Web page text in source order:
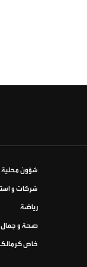
شؤون محلية
شركات و
رياضة
صحة و جمال
خاص